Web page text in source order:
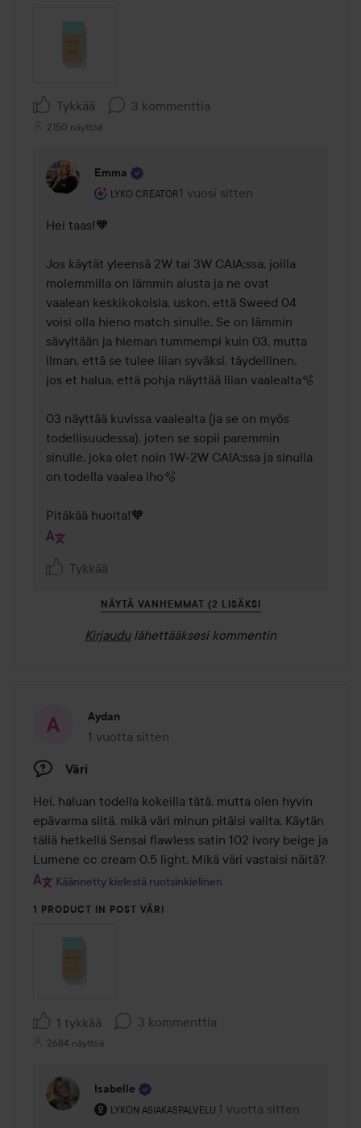
Tykkää 3 kommenttia
2150 näyttöä
Emma
LYKO CREATOR
Käyttäjän rooli: Lyko Creator.
1 vuosi sitten
Kommentti lisättiin 1 vuosi
Hei taas!🧡
Jos käytät yleensä 2W tai 3W CAIA:ssa, joilla
molemmilla on lämmin alusta ja ne ovat
vaalean keskikokoisia, uskon, että Sweed 04
voisi olla hieno match sinulle. Se on lämmin
sävyltään ja hieman tummempi kuin 03, mutta
ilman, että se tulee liian syväksi, täydellinen,
jos et halua, että pohja näyttää liian vaalealta🫧
03 näyttää kuvissa vaalealta (ja se on myös
todellisuudessa), joten se sopii paremmin
sinulle, joka olet noin 1W-2W CAIA:ssa ja sinulla
on todella vaalea iho🫧
Pitäkää huolta!🧡
Tykkää
NÄYTÄ VANHEMMAT (2 LISÄKSI
Kirjaudu lähettääksesi kommentin
Aydan
1 vuotta sitten
Viesti luotiin 1 vuotta sitten
Väri
Hei, haluan todella kokeilla tätä, mutta olen hyvin
epävarma siitä, mikä väri minun pitäisi valita. Käytän
tällä hetkellä Sensai flawless satin 102 ivory beige ja
Lumene cc cream 0,5 light. Mikä väri vastaisi näitä?
Käännetty kielestä ruotsinkielinen
1 PRODUCT IN POST VÄRI
1 tykkää 3 kommenttia
2684 näyttöä
Isabelle
LYKON ASIAKASPALVELU
Käyttäjän rooli: Lykon asiakaspalvelu .
1 vuotta sitten
Kommentti lisättiin 1